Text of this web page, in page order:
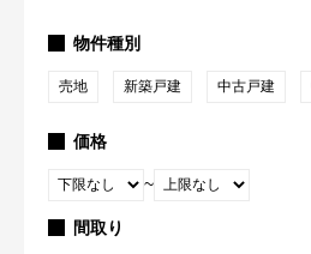
物件種別
売地 新築戸建 中古戸建
価格
~
間取り